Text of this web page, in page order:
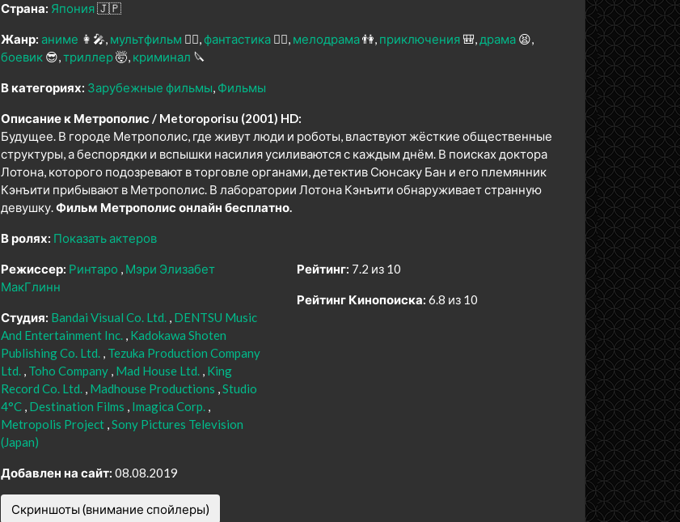
Страна: Япония🇯🇵
Жанр: аниме 👩‍🎤 мультфильм 🧚‍♀️ фантастика 🧙‍♀️ мелодрама👫 приключения 🎒 драма 😫
боевик 😎 триллер🤯 криминал 🔪
В категориях: Зарубежные фильмы Фильмы
Описание к Метрополис / Metoroporisu (2001) HD:
Будущее. В городе Метрополис, где живут люди и роботы, властвуют жёсткие общественные
структуры, а беспорядки и вспышки насилия усиливаются с каждым днём. В поисках доктора
Лотона, которого подозревают в торговле органами, детектив Сюнсаку Бан и его племянник
Кэнъити прибывают в Метрополис. В лаборатории Лотона Кэнъити обнаруживает странную
девушку.Фильм Метрополис онлайн бесплатно.
В ролях: Показать актеров
Режиссер: Ринтаро
Мэри Элизабет
МакГлинн
Студия: Bandai Visual Co. Ltd. DENTSU Music
And Entertainment Inc. Kadokawa Shoten
Publishing Co. Ltd. Tezuka Production Company
Ltd. Toho Company Mad House Ltd. King
Record Co. Ltd. Madhouse Productions Studio
4°C Destination Films
Imagica Corp.
Metropolis Project Sony Pictures Television
(Japan)
Рейтинг: 7.2 из 10
Рейтинг Кинопоиска: 6.8 из 10
Добавлен на сайт: 08.08.2019
Скриншоты (внимание спойлеры)